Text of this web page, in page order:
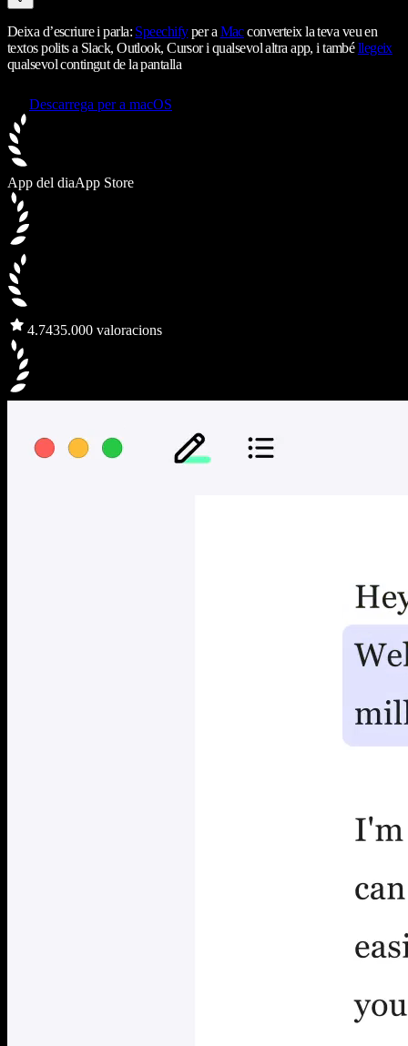
Deixa d’escriure i parla: Speechifyper a Macconverteix la teva veu en
textos polits a Slack, Outlook, Cursor i qualsevol altra app, i tambéllegeix
qualsevol contingut de la pantalla
Descarrega per a macOS
App del diaApp Store
4.7435.000 valoracions